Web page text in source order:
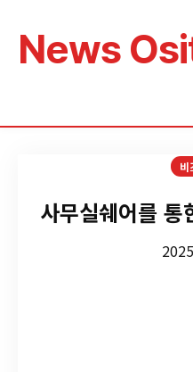
News
비
사무실쉐어를 통